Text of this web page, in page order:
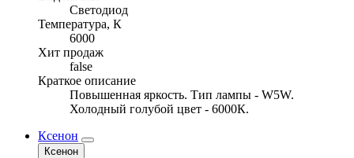
Светодиод
Температура, К
6000
Хит продаж
false
Краткое описание
Повышенная яркость. Тип лампы - W5W.
Холодный голубой цвет - 6000К.
Ксенон
Ксенон